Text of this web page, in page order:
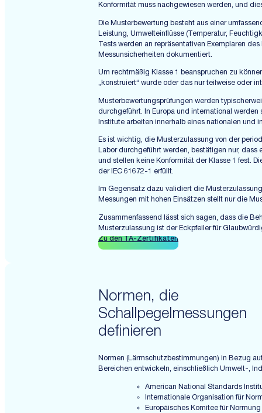
Konformität muss nachgewiesen werden, und
Die Musterbewertung besteht aus einer
Leistung, Umwelteinflüsse (Temperatur,
Tests werden an repräsentativen Exemplaren
Messunsicherheiten dokumentiert.
Um rechtmäßig Klasse 1 beanspruchen zu
„konstruiert“ wurde oder das nur teilweise oder
Musterbewertungsprüfungen werden
durchgeführt. In Europa und international werden
Institute arbeiten innerhalb eines nationalen
Es ist wichtig, die Musterzulassung von der
Labor durchgeführt werden, bestätigen nur,
und stellen keine Konformität der Klasse 1 fest.
der IEC 61672-1 erfüllt.
Im Gegensatz dazu validiert die
Messungen mit hohen Einsätzen stellt nur die
Zusammenfassend lässt sich sagen, dass die
Musterzulassung ist der Eckpfeiler für
Zu den TA-Zertifikaten
Normen, die
Schallpegelmessungen
definieren
Normen (Lärmschutzbestimmungen) in Bezug
Bereichen entwickeln, einschließlich Umwelt-,
American National Standards
Internationale Organisation für
Europäisches Komitee für Normung